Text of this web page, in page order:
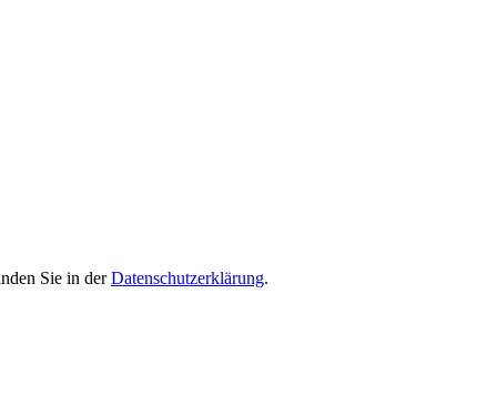
Sie in derDatenschutzerklärung.